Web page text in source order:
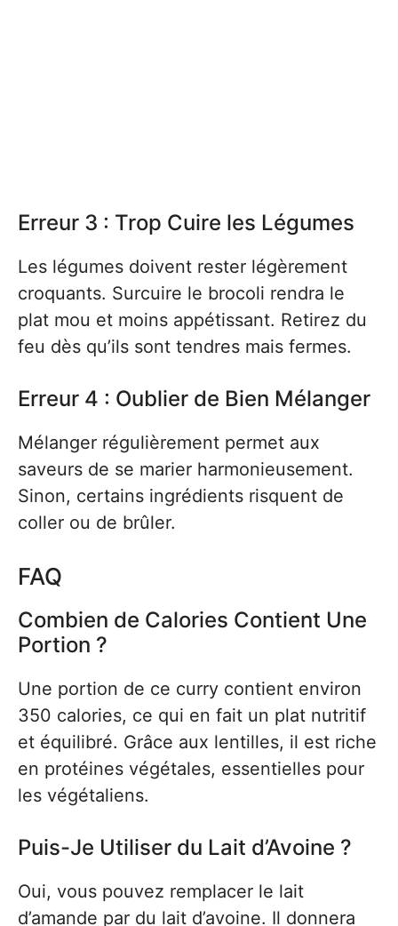
Erreur 3 : Trop Cuire les Légumes
Les légumes doivent rester légèrement
croquants. Surcuire le brocoli rendra le
plat mou et moins appétissant. Retirez du
feu dès qu’ils sont tendres mais fermes.
Erreur 4 : Oublier de Bien Mélanger
Mélanger régulièrement permet aux
saveurs de se marier harmonieusement.
Sinon, certains ingrédients risquent de
coller ou de brûler.
FAQ
Combien de Calories Contient Une
Portion ?
Une portion de ce curry contient environ
350 calories, ce qui en fait un plat nutritif
et équilibré. Grâce aux lentilles, il est riche
en protéines végétales, essentielles pour
les végétaliens.
Puis-Je Utiliser du Lait d’Avoine ?
Oui, vous pouvez remplacer le lait
d’amande par du lait d’avoine. Il donnera